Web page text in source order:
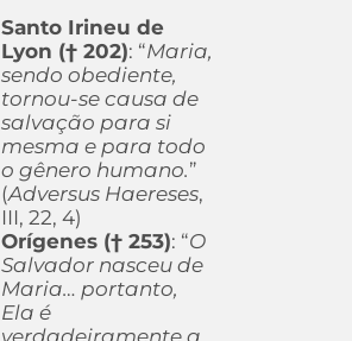
Santo Irineu de
Lyon († 202): “Maria,
sendo obediente,
tornou-se causa de
salvação para si
mesma e para todo
o gênero humano.”
(Adversus Haereses,
III, 22, 4)
Orígenes († 253): “O
Salvador nasceu de
Maria… portanto,
Ela é